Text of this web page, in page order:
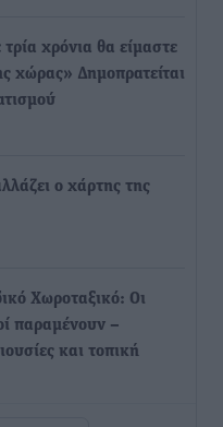
χρόνια θα είμαστε
χώρας» Δημοπρατείται
ο χάρτης της
Χωροταξικό: Οι
παραμένουν –
και τοπική